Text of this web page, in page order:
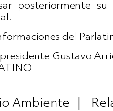
posteriormente
del
Ambiente